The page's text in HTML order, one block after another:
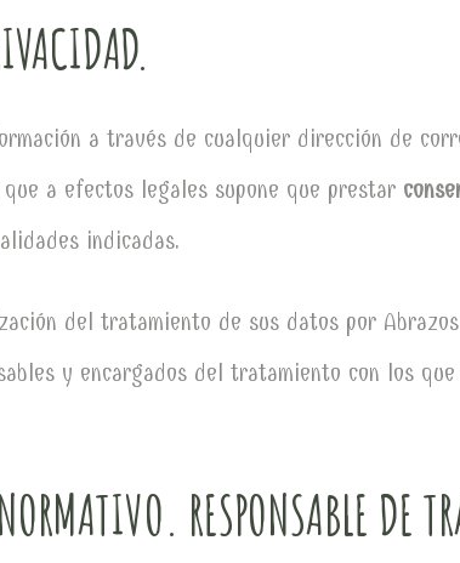
a través de cualquier dirección de
a efectos legales supone que prestar
indicadas.
del tratamiento de sus datos por
y encargados del tratamiento con los
RESPONSABLE DE